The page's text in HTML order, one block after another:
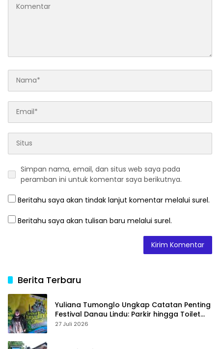
Simpan nama, email, dan situs web saya pada
peramban ini untuk komentar saya berikutnya.
Beritahu saya akan tindak lanjut komentar melalui surel.
Beritahu saya akan tulisan baru melalui surel.
Berita Terbaru
Yuliana Tumonglo Ungkap Catatan Penting
Festival Danau Lindu: Parkir hingga Toilet
Harus Jadi Prioritas
27 Juli 2026